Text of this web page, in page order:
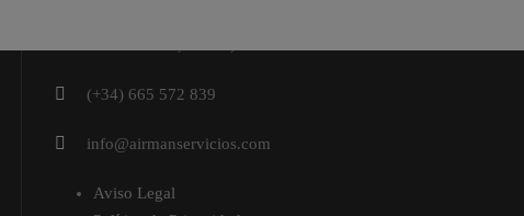
(+34) 665 572 839
info@airmanservicios.com
Aviso Legal